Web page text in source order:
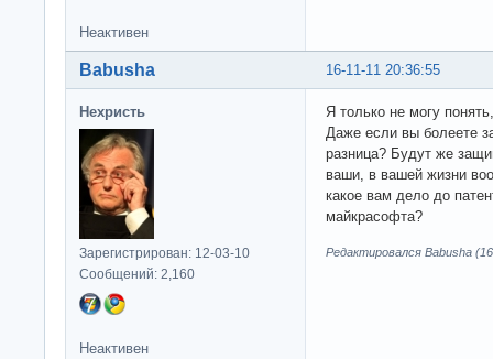
Неактивен
16-11-11 20:36:55
Babusha
Нехристь
Зарегистрирован: 12-03-10
Сообщений: 2,160
Я только не могу
Даже если вы болеете
разница? Будут же
ваши, в вашей жизни
какое вам дело до
майкрасофта?
Редактировался Babusha
Неактивен